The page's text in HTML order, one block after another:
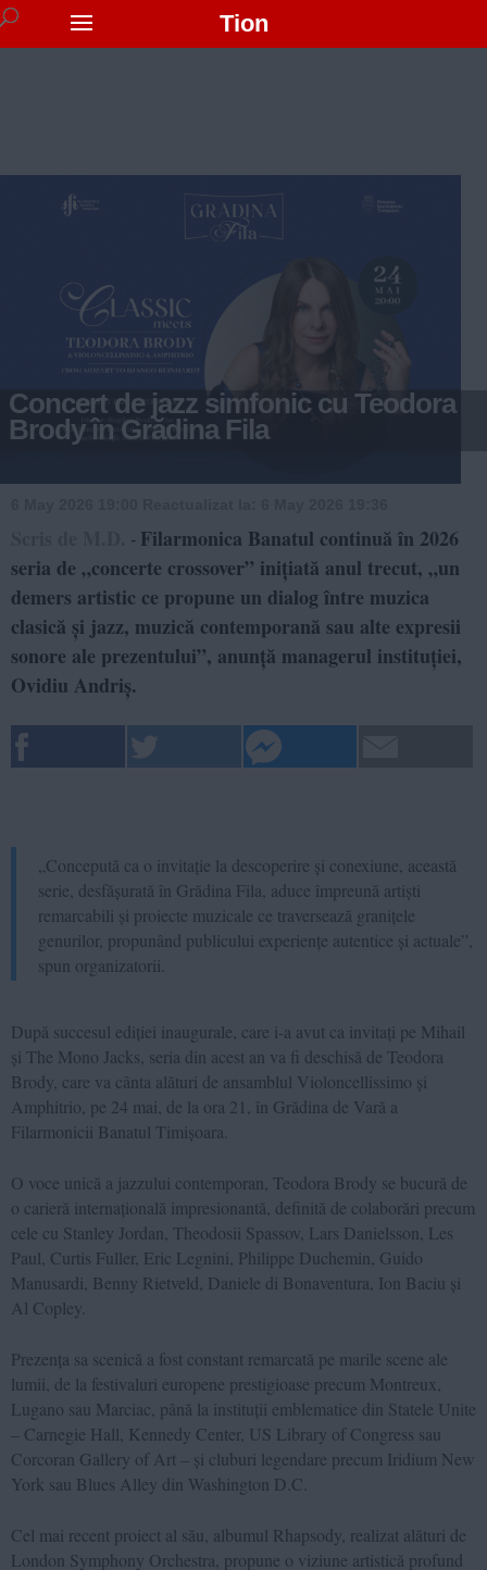
Tion
Concert de jazz simfonic cu Teodora
Brody în Grădina Fila
- Filarmonica Banatul continuă în 2026
seria de „concerte crossover” inițiată anul trecut, „un
demers artistic ce propune un dialog între muzica
clasică și jazz, muzică contemporană sau alte expresii
sonore ale prezentului”, anunță managerul instituției,
Ovidiu Andriș.
„Concepută ca o invitație la descoperire și conexiune, această
serie, desfășurată în Grădina Fila, aduce împreună artiști
remarcabili și proiecte muzicale ce traversează granițele
genurilor, propunând publicului experiențe autentice și actuale”,
spun organizatorii.
După succesul ediției inaugurale, care i-a avut ca invitați pe Mihail
și The Mono Jacks, seria din acest an va fi deschisă de Teodora
Brody, care va cânta alături de ansamblul Violoncellissimo și
Amphitrio, pe 24 mai, de la ora 21, în Grădina de Vară a
Filarmonicii Banatul Timișoara.
O voce unică a jazzului contemporan, Teodora Brody se bucură de
o carieră internațională impresionantă, definită de colaborări precum
cele cu Stanley Jordan, Theodosii Spassov, Lars Danielsson, Les
Paul, Curtis Fuller, Eric Legnini, Philippe Duchemin, Guido
Manusardi, Benny Rietveld, Daniele di Bonaventura, Ion Baciu și
Al Copley.
Prezența sa scenică a fost constant remarcată pe marile scene ale
lumii, de la festivaluri europene prestigioase precum Montreux,
Lugano sau Marciac, până la instituții emblematice din Statele Unite
– Carnegie Hall, Kennedy Center, US Library of Congress sau
Corcoran Gallery of Art – și cluburi legendare precum Iridium New
York sau Blues Alley din Washington D.C.
Cel mai recent proiect al său, albumul Rhapsody, realizat alături de
London Symphony Orchestra, propune o viziune artistică profund